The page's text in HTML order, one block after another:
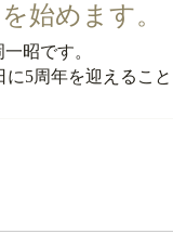
始めます。
一昭です。
に5周年を迎えること